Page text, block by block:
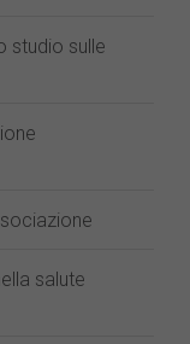
studio sulle
salute